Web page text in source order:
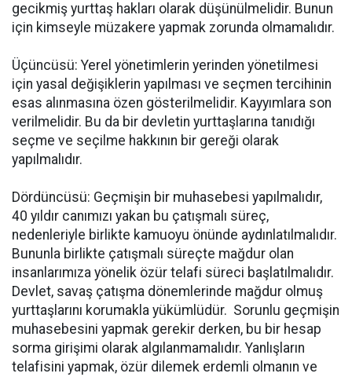
gecikmiş yurttaş hakları olarak düşünülmelidir. Bunun
için kimseyle müzakere yapmak zorunda olmamalıdır.
Üçüncüsü: Yerel yönetimlerin yerinden yönetilmesi
için yasal değişiklerin yapılması ve seçmen tercihinin
esas alınmasına özen gösterilmelidir. Kayyımlara son
verilmelidir. Bu da bir devletin yurttaşlarına tanıdığı
seçme ve seçilme hakkının bir gereği olarak
yapılmalıdır.
Dördüncüsü: Geçmişin bir muhasebesi yapılmalıdır,
40 yıldır canımızı yakan bu çatışmalı süreç,
nedenleriyle birlikte kamuoyu önünde aydınlatılmalıdır.
Bununla birlikte çatışmalı süreçte mağdur olan
insanlarımıza yönelik özür telafi süreci başlatılmalıdır.
Devlet, savaş çatışma dönemlerinde mağdur olmuş
yurttaşlarını korumakla yükümlüdür. Sorunlu geçmişin
muhasebesini yapmak gerekir derken, bu bir hesap
sorma girişimi olarak algılanmamalıdır. Yanlışların
telafisini yapmak, özür dilemek erdemli olmanın ve